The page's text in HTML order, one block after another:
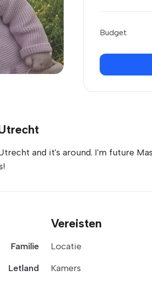
Budget
and it's around. I'm future
Familie
Letland
Vereisten
Locatie
Kamers